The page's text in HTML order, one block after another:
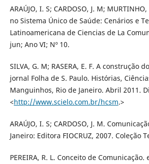
ARAÚJO, I. S; CARDOSO, J. M;
no Sistema Único de Saúde: Cenários e
Latinoamericana de Ciencias de La
jun; Ano VI; Nº 10.
SILVA, G. M; RASERA, E. F. A construção
jornal Folha de S. Paulo. Histórias,
Manguinhos, Rio de Janeiro. Abril 2011.
<http://www.scielo.com.br/hcsm.>
ARAÚJO, I. S; CARDOSO, J. M.
Janeiro: Editora FIOCRUZ, 2007. Coleção
PEREIRA, R. L. Conceito de Comunicação.